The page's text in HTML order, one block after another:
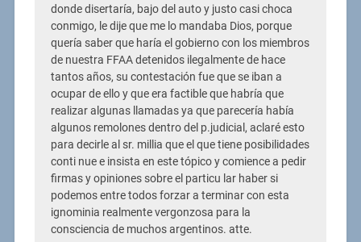
donde disertaría, bajo del auto y justo casi choca
conmigo, le dije que me lo mandaba Dios, porque
quería saber que haría el gobierno con los miembros
de nuestra FFAA detenidos ilegalmente de hace
tantos años, su contestación fue que se iban a
ocupar de ello y que era factible que habría que
realizar algunas llamadas ya que parecería había
algunos remolones dentro del p.judicial, aclaré esto
para decirle al sr. millia que el que tiene posibilidades
conti nue e insista en este tópico y comience a pedir
firmas y opiniones sobre el particu lar haber si
podemos entre todos forzar a terminar con esta
ignominia realmente vergonzosa para la
consciencia de muchos argentinos. atte.